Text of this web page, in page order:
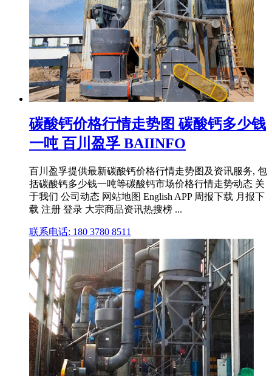
碳酸钙价格行情走势图 碳酸钙多少钱
一吨 百川盈孚 BAIINFO
百川盈孚提供最新碳酸钙价格行情走势图及资讯服务, 包
括碳酸钙多少钱一吨等碳酸钙市场价格行情走势动态 关
于我们 公司动态 网站地图 English APP 周报下载 月报下
载 注册 登录 大宗商品资讯热搜榜 ...
联系电话: 180 3780 8511